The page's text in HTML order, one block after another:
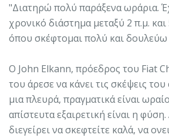
"Διατηρώ πολύ παράξενα ωράρια.
χρονικό διάστημα μεταξύ 2 π.μ.
όπου σκέφτομαι πολύ και δουλεύω
Ο John Elkann, πρόεδρος του Fiat
του άρεσε να κάνει τις σκέψεις
μια πλευρά, πραγματικά είναι
απίστευτα εξαιρετική είναι η
διεγείρει να σκεφτείτε καλά, να